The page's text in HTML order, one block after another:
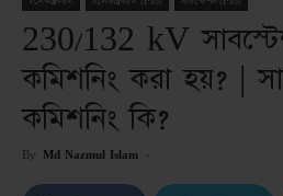
230/132 kV
কমিশনিং করা হয়? |
কমিশনিং কি?
By Md Nazmul Islam -